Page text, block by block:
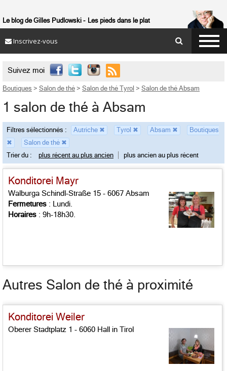
Le blog de Gilles Pudlowski Les pieds dans le plat
Inscrivez-vous
Suivez moi 
Boutiques > Salon de thé > Salon de thé Tyrol > Salon de thé Absam
1 salon de thé à Absam
Filtres sélectionnés : Autriche ✖ Tyrol ✖ Absam ✖
Boutiques
✖
Salon de thé ✖
Trier du :
plus récent au plus ancien plus ancien au plus récent
Konditorei Mayr
Walburga Schindl-Straße 15 - 6067 Absam
Fermetures : Lundi.
Horaires : 9h-18h30.
Autres Salon de thé à proximité
Konditorei Weiler
Oberer Stadtplatz 1 - 6060 Hall in Tirol